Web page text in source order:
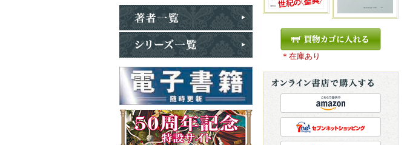
＊在庫あり